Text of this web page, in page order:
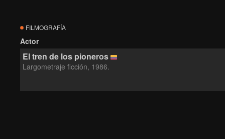
FILMOGRAFÍA
Actor
El tren de los pioneros
Largometraje ficción, 1986.